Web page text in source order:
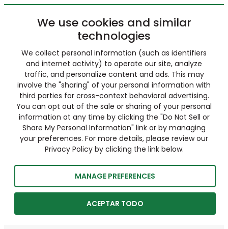
We use cookies and similar
technologies
We collect personal information (such as identifiers
and internet activity) to operate our site, analyze
traffic, and personalize content and ads. This may
involve the "sharing" of your personal information with
third parties for cross-context behavioral advertising.
You can opt out of the sale or sharing of your personal
information at any time by clicking the "Do Not Sell or
Share My Personal Information" link or by managing
your preferences. For more details, please review our
Privacy Policy by clicking the link below.
MANAGE PREFERENCES
ACEPTAR TODO